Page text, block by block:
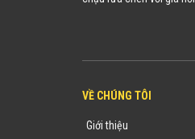
VỀ CHÚNG TÔI
Giới thiệu